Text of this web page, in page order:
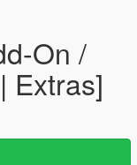
On /
Extras]